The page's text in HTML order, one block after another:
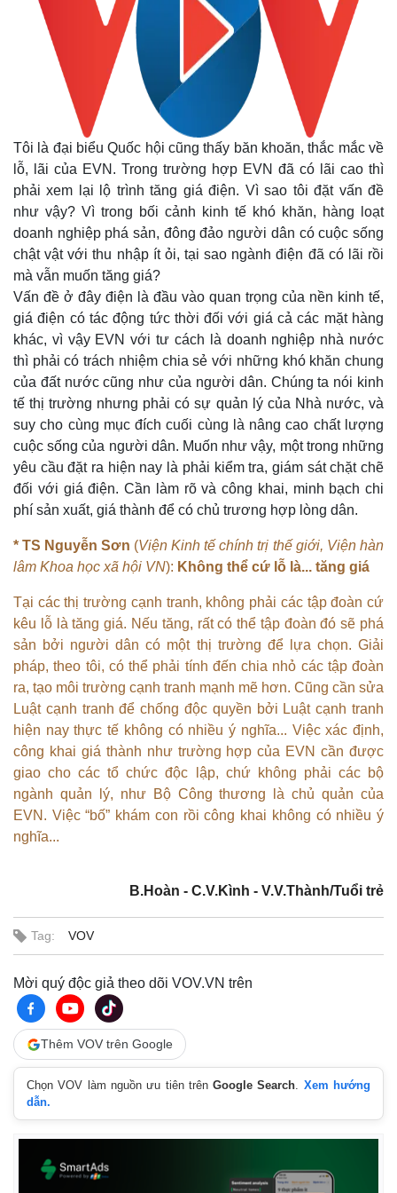
Pháp luật
Vụ án
Tin nóng
Tư vấn luật
Quân sự - Quốc phòng
Vũ khí
Việt Nam
Phân tích
Tôi là đại biểu Quốc hội cũng thấy băn khoăn, thắc mắc về
lỗ, lãi của EVN. Trong trường hợp EVN đã có lãi cao thì
phải xem lại lộ trình tăng giá điện. Vì sao tôi đặt vấn đề
như vậy? Vì trong bối cảnh kinh tế khó khăn, hàng loạt
doanh nghiệp phá sản, đông đảo người dân có cuộc sống
chật vật với thu nhập ít ỏi, tại sao ngành điện đã có lãi rồi
mà vẫn muốn tăng giá?
Vấn đề ở đây điện là đầu vào quan trọng của nền kinh tế,
giá điện có tác động tức thời đối với giá cả các mặt hàng
khác, vì vậy EVN với tư cách là doanh nghiệp nhà nước
thì phải có trách nhiệm chia sẻ với những khó khăn chung
của đất nước cũng như của người dân. Chúng ta nói kinh
tế thị trường nhưng phải có sự quản lý của Nhà nước, và
suy cho cùng mục đích cuối cùng là nâng cao chất lượng
cuộc sống của người dân. Muốn như vậy, một trong những
yêu cầu đặt ra hiện nay là phải kiểm tra, giám sát chặt chẽ
đối với giá điện. Cần làm rõ và công khai, minh bạch chi
phí sản xuất, giá thành để có chủ trương hợp lòng dân.
* TS Nguyễn Sơn (Viện Kinh tế chính trị thế giới, Viện hàn
lâm Khoa học xã hội VN): Không thể cứ lỗ là... tăng giá
Tại các thị trường cạnh tranh, không phải các tập đoàn cứ
kêu lỗ là tăng giá. Nếu tăng, rất có thể tập đoàn đó sẽ phá
sản bởi người dân có một thị trường để lựa chọn. Giải
pháp, theo tôi, có thể phải tính đến chia nhỏ các tập đoàn
ra, tạo môi trường cạnh tranh mạnh mẽ hơn. Cũng cần sửa
Luật cạnh tranh để chống độc quyền bởi Luật cạnh tranh
hiện nay thực tế không có nhiều ý nghĩa... Việc xác định,
công khai giá thành như trường hợp của EVN cần được
giao cho các tổ chức độc lập, chứ không phải các bộ
ngành quản lý, như Bộ Công thương là chủ quản của
EVN. Việc “bố” khám con rồi công khai không có nhiều ý
nghĩa...
B.Hoàn - C.V.Kình - V.V.Thành/Tuổi trẻ
Tag: VOV
Mời quý độc giả theo dõi VOV.VN trên
Thêm VOV trên Google
Chọn VOV làm nguồn ưu tiên trênGoogle Search. Xem hướng
dẫn.